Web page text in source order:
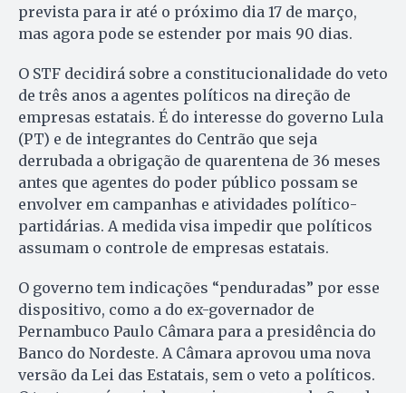
prevista para ir até o próximo dia 17 de março,
mas agora pode se estender por mais 90 dias.
O STF decidirá sobre a constitucionalidade do veto
de três anos a agentes políticos na direção de
empresas estatais. É do interesse do governo Lula
(PT) e de integrantes do Centrão que seja
derrubada a obrigação de quarentena de 36 meses
antes que agentes do poder público possam se
envolver em campanhas e atividades político-
partidárias. A medida visa impedir que políticos
assumam o controle de empresas estatais.
O governo tem indicações “penduradas” por esse
dispositivo, como a do ex-governador de
Pernambuco Paulo Câmara para a presidência do
Banco do Nordeste. A Câmara aprovou uma nova
versão da Lei das Estatais, sem o veto a políticos.